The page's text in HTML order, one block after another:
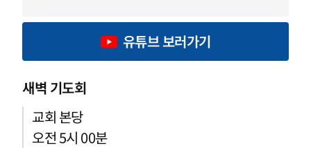
유튜브 보러가기
새벽 기도회
교회 본당
오전 5시 00분